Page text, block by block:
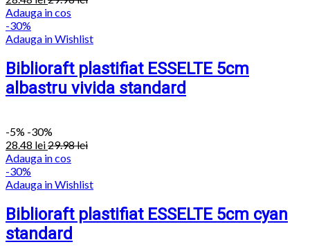
Adauga in cos
-30%
Adauga in Wishlist
Biblioraft plastifiat ESSELTE 5cm
albastru vivida standard
-5% -30%
28.48 lei29.98lei
Adauga in cos
-30%
Adauga in Wishlist
Biblioraft plastifiat ESSELTE 5cm cyan
standard